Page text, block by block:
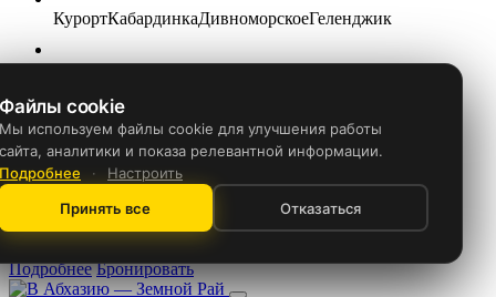
КурортКабардинкаДивноморскоеГеленджик
ОтправлениеЕжедневно
Длительность 6 часов
Детям 1200 ₽
Взрослым1500 ₽
Подробнее Бронировать
Файлы cookie
Мы используем файлы cookie для улучшения работы
сайта, аналитики и показа релевантной информации.
Подробнее
·
Настроить
Принять все
Отказаться